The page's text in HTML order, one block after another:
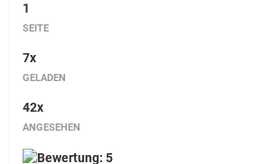
1
SEITE
7x
GELADEN
42x
ANGESEHEN